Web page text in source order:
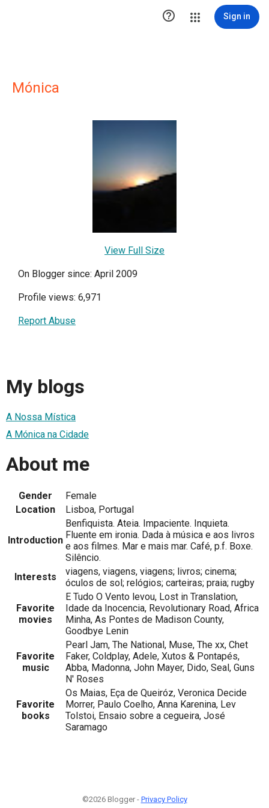
 Sign in
Mónica
View Full Size
On Blogger since: April 2009
Profile views: 6,971
Report Abuse
My blogs
A Nossa Mística
A Mónica na Cidade
About me
Gender
Female
Location
Lisboa, Portugal
Introduction
Benfiquista. Ateia. Impaciente. Inquieta.
Fluente em ironia. Dada à música e aos livros
e aos filmes. Mar e mais mar. Café, p.f. Boxe.
Silêncio.
Interests
viagens, viagens, viagens; livros; cinema;
óculos de sol; relógios; carteiras; praia; rugby
Favorite
movies
E Tudo O Vento levou, Lost in Translation,
Idade da Inocencia, Revolutionary Road, Africa
Minha, As Pontes de Madison County,
Goodbye Lenin
Favorite
music
Pearl Jam, The National, Muse, The xx, Chet
Faker, Coldplay, Adele, Xutos & Pontapés,
Abba, Madonna, John Mayer, Dido, Seal, Guns
N' Roses
Favorite
books
Os Maias, Eça de Queiróz, Veronica Decide
Morrer, Paulo Coelho, Anna Karenina, Lev
Tolstoi, Ensaio sobre a cegueira, José
Saramago
©2026 Blogger - Privacy Policy